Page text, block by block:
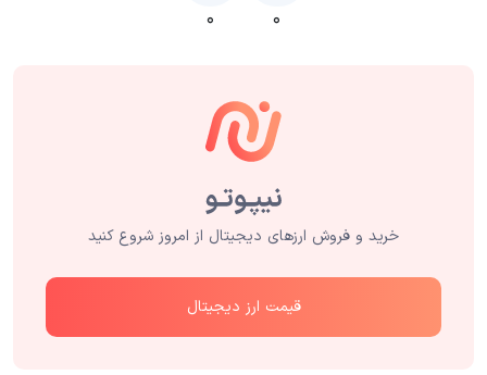
۰ ۰
خرید و فروش ارزهای دیجیتال از امروز شروع کنید
قیمت ارز دیجیتال